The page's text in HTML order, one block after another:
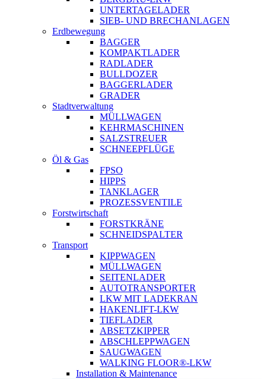
UNTERTAGELADER
SIEB- UND BRECHANLAGEN
Erdbewegung
BAGGER
KOMPAKTLADER
RADLADER
BULLDOZER
BAGGERLADER
GRADER
Stadtverwaltung
MÜLLWAGEN
KEHRMASCHINEN
SALZSTREUER
SCHNEEPFLÜGE
Öl & Gas
FPSO
HIPPS
TANKLAGER
PROZESSVENTILE
Forstwirtschaft
FORSTKRÄNE
SCHNEIDSPALTER
Transport
KIPPWAGEN
MÜLLWAGEN
SEITENLADER
AUTOTRANSPORTER
LKW MIT LADEKRAN
HAKENLIFT-LKW
TIEFLADER
ABSETZKIPPER
ABSCHLEPPWAGEN
SAUGWAGEN
WALKING FLOOR®-LKW
Installation & Maintenance